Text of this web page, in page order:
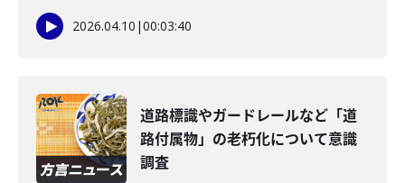
2026.04.10 |00:03:40
道路標識やガードレールなど「道
路付属物」の老朽化について意識
調査